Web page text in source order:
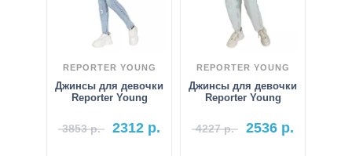
REPORTER YOUNG
Джинсы для девочки
Reporter Young
3853р. 2312 р.
REPORTER YOUNG
Джинсы для девочки
Reporter Young
4227р. 2536 р.